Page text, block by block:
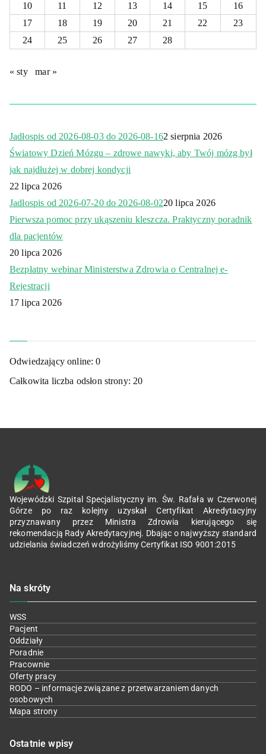
10
11 12 13 14 15
16
17
18 19 20 21 22
23
24
25 26 27 28
« sty mar »
Jadłospis od 2026-08-03 do 2026-08-162 sierpnia 2026
Światowy Dzień Mózgu – zdrowe nawyki, aby Twój mózg był
jak najdłużej w dobrej kondycji
22 lipca 2026
Jadłospis od 2026-07-20 do 2026-08-0220 lipca 2026
Pierwsza pomoc przy ukąszeniu kleszcza. Praktyczny poradnik
dla pacjentów
20 lipca 2026
Bezpłatny webinar Ministerstwa Zdrowia o Centralnej e-
Rejestracji
17 lipca 2026
Odwiedzający online:0
Całkowita liczba odsłon strony: 20
Wojewódzki Szpital Specjalistyczny im. Św. Rafała w Czerwonej
Górze po raz kolejny uzyskał Certyfikat Akredytacyjny
przyznawany przez Ministra Zdrowia kierującego się
rekomendacją Rady Akredytacyjnej. Dbając o najwyższy standard
udzielania świadczeń wdrożyliśmy Certyfikat ISO 9001:2015
Na skróty
WSS
Pacjent
Oddziały
Poradnie
Pracownie
Oferty pracy
RODO – informacje związane z przetwarzaniem danych
osobowych
Mapa strony
Ostatnie wpisy